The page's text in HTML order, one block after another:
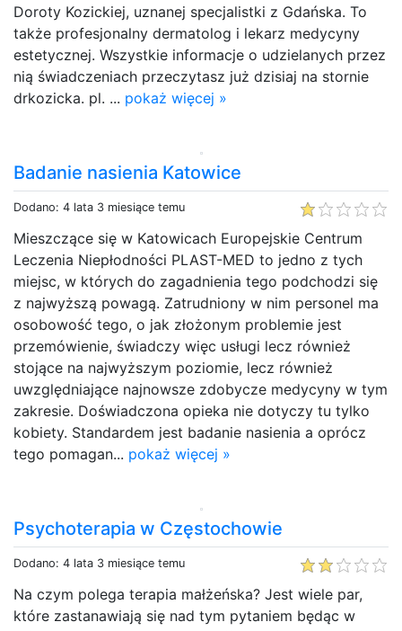
Doroty Kozickiej, uznanej specjalistki z Gdańska. To
także profesjonalny dermatolog i lekarz medycyny
estetycznej. Wszystkie informacje o udzielanych przez
nią świadczeniach przeczytasz już dzisiaj na stornie
drkozicka. pl. ... pokaż więcej »
Badanie nasienia Katowice
Dodano: 4 lata 3 miesiące temu
Mieszczące się w Katowicach Europejskie Centrum
Leczenia Niepłodności PLAST-MED to jedno z tych
miejsc, w których do zagadnienia tego podchodzi się
z najwyższą powagą. Zatrudniony w nim personel ma
osobowość tego, o jak złożonym problemie jest
przemówienie, świadczy więc usługi lecz również
stojące na najwyższym poziomie, lecz również
uwzględniające najnowsze zdobycze medycyny w tym
zakresie. Doświadczona opieka nie dotyczy tu tylko
kobiety. Standardem jest badanie nasienia a oprócz
tego pomagan... pokaż więcej »
Psychoterapia w Częstochowie
Dodano: 4 lata 3 miesiące temu
Na czym polega terapia małżeńska? Jest wiele par,
które zastanawiają się nad tym pytaniem będąc w